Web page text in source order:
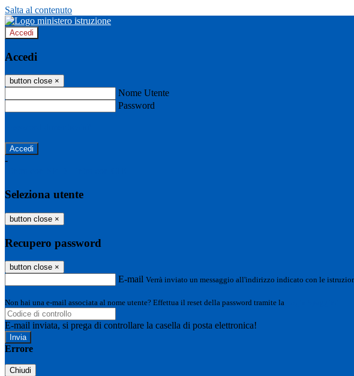
Salta al contenuto
Accedi
Accedi
button close ×
Nome Utente
Password
-
Seleziona utente
button close ×
Recupero password
button close ×
E-mail Verrà inviato un messaggio all'indirizzo indicato con le
Non hai una e-mail associata al nome utente? Effettua il reset della password tramite la
E-mail inviata, si prega di controllare la casella di posta elettronica!
Errore
Chiudi